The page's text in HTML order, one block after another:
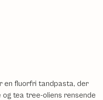
en fluorfri tandpasta, der
tea tree-oliens rensende